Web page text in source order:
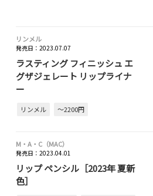
リンメル
発売日：2023.07.07
ラスティング フィニッシュ エ
グザジェレート リップライナ
ー
リンメル ～2200円
M・A・C（MAC）
発売日：2023.04.01
リップ ペンシル［2023年 夏新
色］